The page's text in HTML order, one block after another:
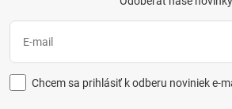
Chcem sa prihlásiť k odberu noviniek e-